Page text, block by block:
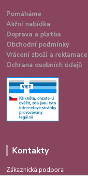
Pomáháme
Akční nabídka
Doprava a platba
Obchodní podmínky
Vrácení zboží a reklamace
Ochrana osobních údajů
Kontakty
Zákaznická podpora